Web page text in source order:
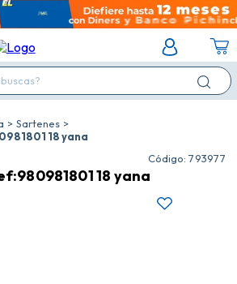
Sartenes
18 yana
: 793977
18 yana